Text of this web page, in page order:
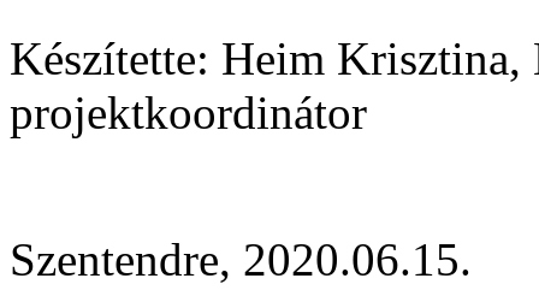
Készítette: Heim Krisztina,
projektkoordinátor
Szentendre, 2020.06.15.